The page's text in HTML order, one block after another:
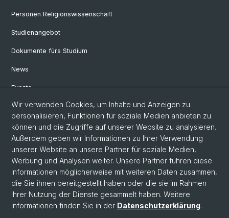
Personen Religionswissenschaft
Studienangebot
Dokumente fürs Studium
News
Events
Studienberatung Basel
Social Media
Instagram
© Universität Basel
Datenschutzerklärung
Wir verwenden Cookies, um Inhalte und Anzeigen zu
personalisieren, Funktionen für soziale Medien anbieten zu
können und die Zugriffe auf unserer Website zu analysieren.
Außerdem geben wir Informationen zu Ihrer Verwendung
unserer Website an unsere Partner für soziale Medien,
Werbung und Analysen weiter. Unsere Partner führen diese
Informationen möglicherweise mit weiteren Daten zusammen,
die Sie ihnen bereitgestellt haben oder die sie im Rahmen
Ihrer Nutzung der Dienste gesammelt haben. Weitere
Informationen finden Sie in der Datenschutzerklärung.